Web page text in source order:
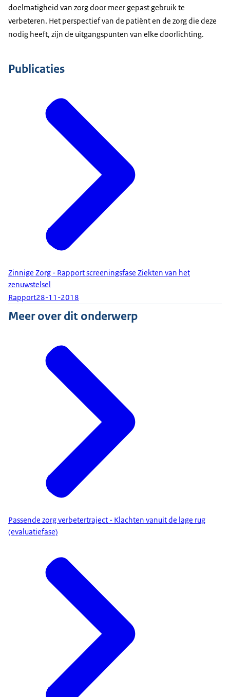
doelmatigheid van zorg door meer gepast gebruik te
verbeteren. Het perspectief van de patiënt en de zorg die deze
nodig heeft, zijn de uitgangspunten van elke doorlichting.
Publicaties
Zinnige Zorg - Rapport screeningsfase Ziekten van het
zenuwstelsel
Rapport28-11-2018
Meer over dit onderwerp
Passende zorg verbetertraject - Klachten vanuit de lage rug
(evaluatiefase)